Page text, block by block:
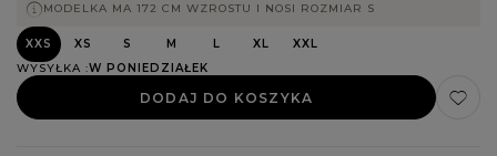
MODELKA MA 172 CM WZROSTU I NOSI ROZMIAR S
XXS XS S M L XL
XXL
WYSYŁKA
W PONIEDZIAŁEK
DODAJ DO KOSZYKA